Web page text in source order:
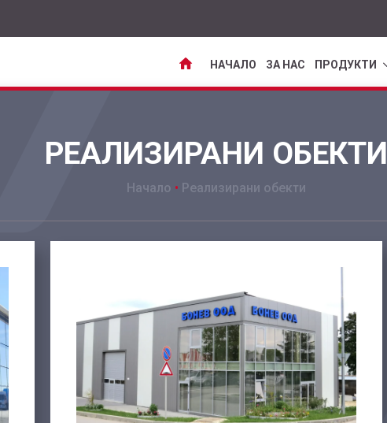
НАЧАЛО ЗА НАС ПРОДУКТИ
РЕАЛИЗИРАНИ ОБЕКТИ
Начало • Реализирани обекти